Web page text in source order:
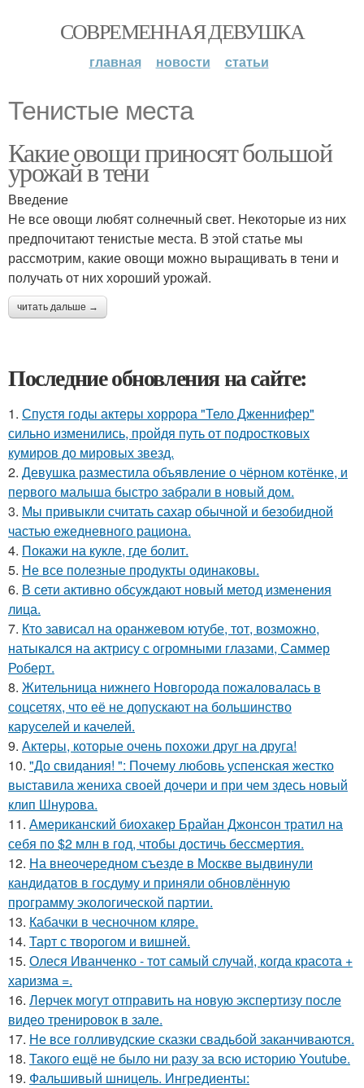
СОВРЕМЕННАЯ ДЕВУШКА
главная новости статьи
Тенистые места
Какие овощи приносят большой
урожай в тени
Введение
Не все овощи любят солнечный свет. Некоторые из них
предпочитают тенистые места. В этой статье мы
рассмотрим, какие овощи можно выращивать в тени и
получать от них хороший урожай.
читать дальше →
Последние обновления на сайте:
1. Спустя годы актеры хоррора "Тело Дженнифер"
сильно изменились, пройдя путь от подростковых
кумиров до мировых звезд.
2. Девушка разместила объявление о чёрном котёнке, и
первого малыша быстро забрали в новый дом.
3. Мы привыкли считать сахар обычной и безобидной
частью ежедневного рациона.
4. Покажи на кукле, где болит.
5. Не все полезные продукты одинаковы.
6. В сети активно обсуждают новый метод изменения
лица.
7. Кто зависал на оранжевом ютубе, тот, возможно,
натыкался на актрису с огромными глазами, Саммер
Роберт.
8. Жительница нижнего Новгорода пожаловалась в
соцсетях, что её не допускают на большинство
каруселей и качелей.
9. Актеры, которые очень похожи друг на друга!
10. "До свидания! ": Почему любовь успенская жестко
выставила жениха своей дочери и при чем здесь новый
клип Шнурова.
11. Американский биохакер Брайан Джонсон тратил на
себя по $2 млн в год, чтобы достичь бессмертия.
12. На внеочередном съезде в Москве выдвинули
кандидатов в госдуму и приняли обновлённую
программу экологической партии.
13. Кабачки в чесночном кляре.
14. Тарт с творогом и вишней.
15. Олеся Иванченко - тот самый случай, когда красота +
харизма =.
16. Лерчек могут отправить на новую экспертизу после
видео тренировок в зале.
17. Не все голливудские сказки свадьбой заканчиваются.
18. Такого ещё не было ни разу за всю историю Youtube.
19. Фальшивый шницель. Ингредиенты: